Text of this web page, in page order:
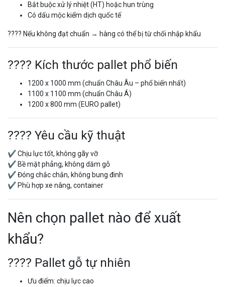
Bắt buộc xử lý nhiệt (HT) hoặc hun trùng
Có dấu mộc kiểm dịch quốc tế
???? Nếu không đạt chuẩn → hàng có thể bị từ chối nhập khẩu
???? Kích thước pallet phổ biến
1200 x 1000 mm (chuẩn Châu Âu – phổ biến nhất)
1100 x 1100 mm (chuẩn Châu Á)
1200 x 800 mm (EURO pallet)
???? Yêu cầu kỹ thuật
✔ Chịu lực tốt, không gãy vỡ
✔ Bề mặt phẳng, không dăm gỗ
✔ Đóng chắc chắn, không bung đinh
✔ Phù hợp xe nâng, container
Nên chọn pallet nào để xuất
khẩu?
???? Pallet gỗ tự nhiên
Ưu điểm: chịu lực cao